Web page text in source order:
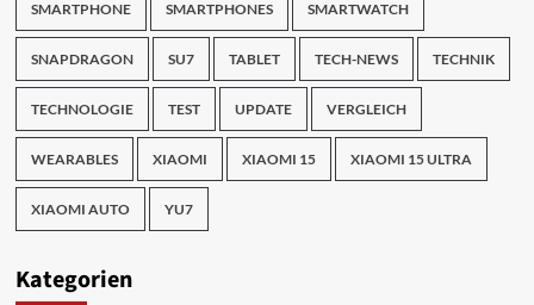
SMARTPHONE SMARTPHONES SMARTWATCH
SNAPDRAGON SU7 TABLET TECH-NEWS TECHNIK
TECHNOLOGIE TEST UPDATE VERGLEICH
WEARABLES XIAOMI XIAOMI 15 XIAOMI 15 ULTRA
XIAOMI AUTO YU7
Kategorien